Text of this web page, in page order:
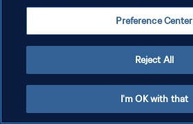
GÉRER VOS PRÉFÉRENCES SUR LES COOKIES
Preference Center
Reject All
I'm OK with that